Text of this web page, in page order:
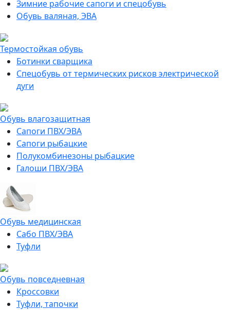
Зимние рабочие сапоги и спецобувь
Обувь валяная, ЭВА
Термостойкая обувь
Ботинки сварщика
Спецобувь от термических рисков электрической
дуги
Обувь влагозащитная
Сапоги ПВХ/ЭВА
Сапоги рыбацкие
Полукомбинезоны рыбацкие
Галоши ПВХ/ЭВА
Обувь медицинская
Сабо ПВХ/ЭВА
Туфли
Обувь повседневная
Кроссовки
Туфли, тапочки